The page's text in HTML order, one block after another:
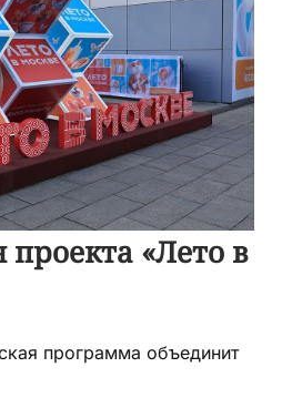
проекта «Лето в
программа объединит